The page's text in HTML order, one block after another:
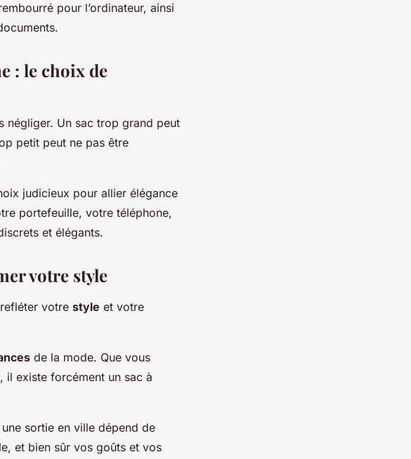
pour l’ordinateur, ainsi
: le choix de
négliger. Un sac trop grand peut
petit peut ne pas être
judicieux pour allier élégance
portefeuille, votre téléphone,
et élégants.
votre style
votre style et votre
de la mode. Que vous
il existe forcément un sac à
sortie en ville dépend de
et bien sûr vos goûts et vos